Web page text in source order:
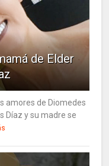
de Elder
amores de Diomedes
Díaz y su madre se